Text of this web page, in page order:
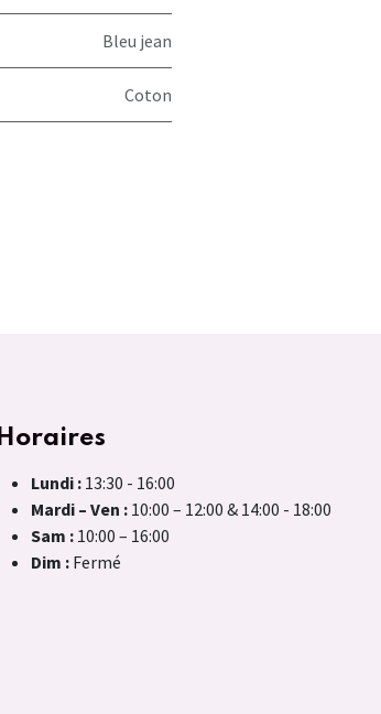
Bleu jean
Coton
Horaires
Lundi : 13:30 - 16:00
Mardi – Ven : 10:00 – 12:00 & 14:00 - 18:00
Sam : 10:00 – 16:00
Dim : Fermé